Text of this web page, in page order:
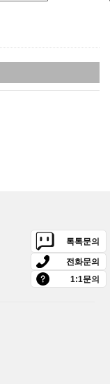
톡톡문의
전화문의
1:1문의